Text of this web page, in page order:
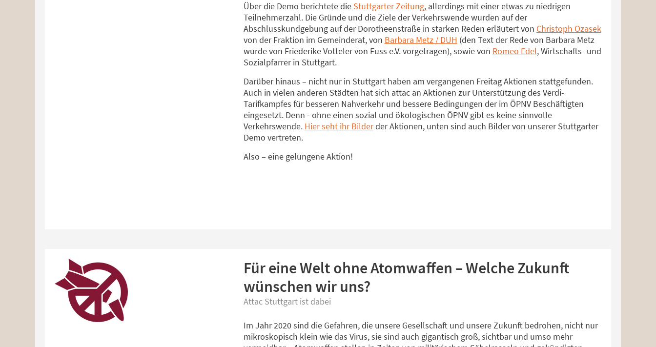
Über die Demo berichtete die Stuttgarter Zeitung, allerdings mit einer etwas zu niedrigen
Teilnehmerzahl. Die Gründe und die Ziele der Verkehrswende wurden auf der
Abschlusskundgebung auf der Dorotheenstraße in starken Reden erläutert von Christoph Ozasek
von der Fraktion im Gemeinderat, von Barbara Metz / DUH (den Text der Rede von Barbara Metz
wurde von Friederike Votteler von Fuss e.V. vorgetragen), sowie von Romeo Edel, Wirtschafts- und
Sozialpfarrer in Stuttgart.
Darüber hinaus – nicht nur in Stuttgart haben am vergangenen Freitag Aktionen stattgefunden.
Auch in vielen anderen Städten hat sich attac an Aktionen zur Unterstützung des Verdi-
Tarifkampfes für besseren Nahverkehr und bessere Bedingungen der im ÖPNV Beschäftigten
eingesetzt. Denn - ohne einen sozial und ökologischen ÖPNV gibt es keine sinnvolle
Verkehrswende. Hier seht ihr Bilderder Aktionen, unten sind auch Bilder von unserer Stuttgarter
Demo vertreten.
Also – eine gelungene Aktion!
Für eine Welt ohne Atomwaffen – Welche Zukunft
wünschen wir uns?
Attac Stuttgart ist dabei
Im Jahr 2020 sind die Gefahren, die unsere Gesellschaft und unsere Zukunft bedrohen, nicht nur
mikroskopisch klein wie das Virus, sie sind auch gigantisch groß, sichtbar und umso mehr